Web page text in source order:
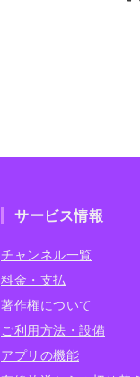
サービス情報
チャンネル一覧
料金・支払
著作権について
ご利用方法・設備
アプリの機能